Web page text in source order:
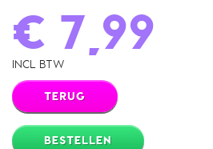
€ 7,99
INCL BTW
TERUG
BESTELLEN